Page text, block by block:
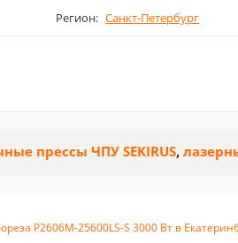
Регион: Санкт-Петербург
прессы ЧПУ SEKIRUS,
P2606M-25600LS-S 3000 Вт в